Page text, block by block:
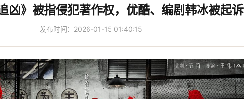
凶》被指侵犯著作权，优酷、编剧韩冰被起诉
发布时间：2026-01-15 01:40:15